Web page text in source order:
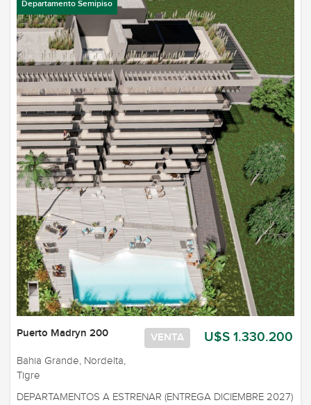
Departamento Semipiso
U$S 1.330.200
VENTA
Puerto Madryn 200
Bahia Grande, Nordelta,
Tigre
DEPARTAMENTOS A ESTRENAR (ENTREGA DICIEMBRE 2027)